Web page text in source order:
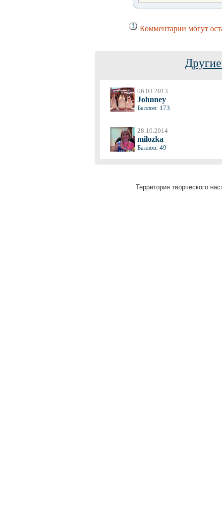
Комментарии могут
06.03.2013
Johnney
Баллов: 173
28.10.2014
milozka
Баллов: 49
Территория творческого